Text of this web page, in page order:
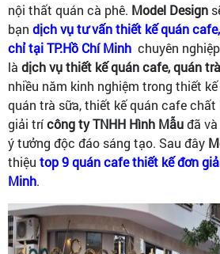
nội thất quán cà phê. Model Design
bạn dịch vụ tư vấn thiết kế quán
chỉ tại TP.Hồ Chí Minh chuyên
là dịch vụ thiết kế quán cafe, quán
nhiều năm kinh nghiệm trong thiết
quán trà sữa, thiết kế quán cafe chất
giải trícông ty TNHH Hình Mẫuđã
ý tưởng độc đáo sáng tạo. Sau đây
thiệu top 9 quán cafe thiết kế đơn
Minh.